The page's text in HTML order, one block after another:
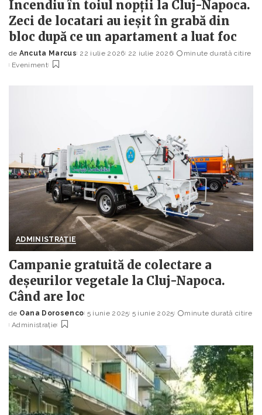
Incendiu în toiul nopții la Cluj-Napoca.
Zeci de locatari au ieșit în grabă din
bloc după ce un apartament a luat foc
Posted
by
de Ancuta Marcus 22 iulie 2026 22 iulie 2026
minute durată citire
Eveniment
ADMINISTRAȚIE
Campanie gratuită de colectare a
deșeurilor vegetale la Cluj-Napoca.
Când are loc
Posted
by
de Oana Dorosenco 5 iunie 2025 5 iunie 2025
minute durată citire
Administrație